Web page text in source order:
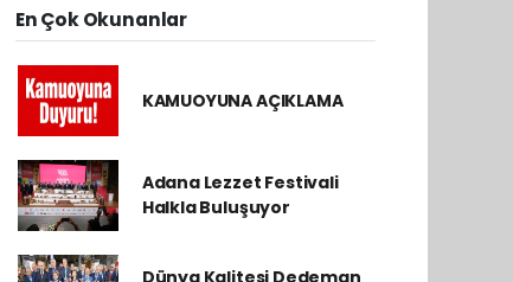
En Çok Okunanlar
KAMUOYUNA AÇIKLAMA
Adana Lezzet Festivali
Halkla Buluşuyor
Dünya Kalitesi Dedeman